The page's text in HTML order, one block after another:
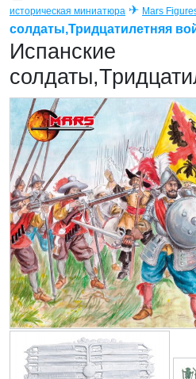
историческая миниатюра ✈ Mars
солдаты,Тридцатилетняя
Испанские